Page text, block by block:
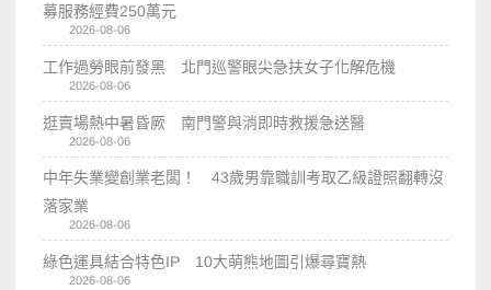
募服務經費250萬元
2026-08-06
工作過勞眼前發黑 北門巡警眼尖急扶女子化解危機
2026-08-06
逛賣場熱中暑昏厥 南門警與消即時救援急送醫
2026-08-06
中年失業變創業老闆！ 43歲男靠職訓考取乙級證照翻轉沒
落家業
2026-08-06
綠色運具結合特色IP 10大萌熊地圖引爆尋寶熱
2026-08-06